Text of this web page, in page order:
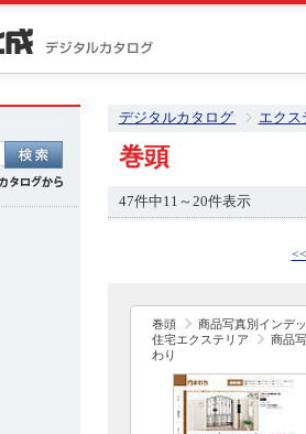
デジタルカタログ エクス
巻頭
47件中11～20件表示
巻頭
商品写真別インデ
住宅エクステリア
商品
わり